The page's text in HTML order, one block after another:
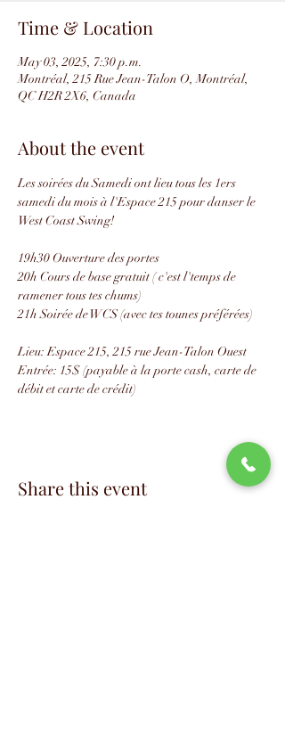
Time & Location
May 03, 2025, 7:30 p.m.
Montréal, 215 Rue Jean-Talon O, Montréal,
QC H2R 2X6, Canada
About the event
Les soirées du Samedi ont lieu tous les 1ers
samedi du mois à l'Espace 215 pour danser le
West Coast Swing!
19h30 Ouverture des portes
20h Cours de base gratuit ( c'est l'temps de
ramener tous tes chums)
21h Soirée de WCS (avec tes tounes préférées)
Lieu: Espace 215, 215 rue Jean-Talon Ouest
Entrée: 15$ (payable à la porte cash, carte de
débit et carte de crédit)
Share this event